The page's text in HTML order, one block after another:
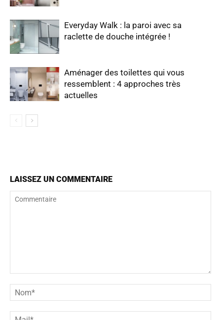
Everyday Walk : la paroi avec sa
raclette de douche intégrée !
Aménager des toilettes qui vous
ressemblent : 4 approches très
actuelles
LAISSEZ UN COMMENTAIRE